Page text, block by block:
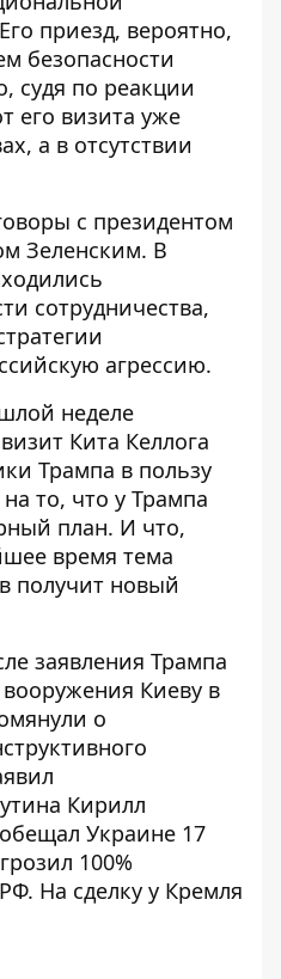
приезд, вероятно,
безопасности
судя по реакции
его визита уже
а в отсутствии
с президентом
Зеленским. В
сотрудничества,
агрессию.
неделе
Кита Келлога
Трампа в пользу
то, что у Трампа
план. И что,
время тема
получит новый
заявления Трампа
Киеву в
о
Кирилл
Украине 17
100%
На сделку у Кремля